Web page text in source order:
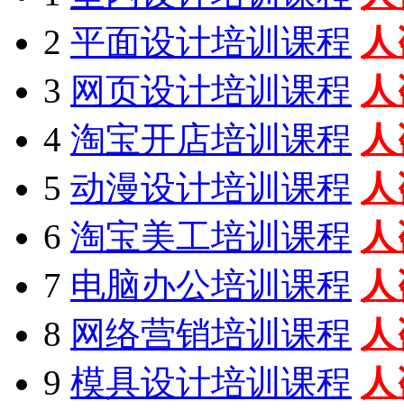
2 平面设计培训课程
3 网页设计培训课程
4 淘宝开店培训课程
5 动漫设计培训课程
6 淘宝美工培训课程
7 电脑办公培训课程
8 网络营销培训课程
9 模具设计培训课程